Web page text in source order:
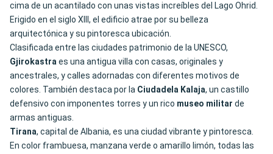
cima de un acantilado con unas vistas increíbles del Lago Ohrid.
Erigido en el siglo XIII, el edificio atrae por su belleza
arquitectónica y su pintoresca ubicación.
Clasificada entre las ciudades patrimonio de la UNESCO,
Gjirokastraes una antigua villa con casas, originales y
ancestrales, y calles adornadas con diferentes motivos de
colores. También destaca por la Ciudadela Kalaja, un castillo
defensivo con imponentes torres y un rico museo militar de
armas antiguas.
Tirana, capital de Albania, es una ciudad vibrante y pintoresca.
En color frambuesa, manzana verde o amarillo limón, todas las